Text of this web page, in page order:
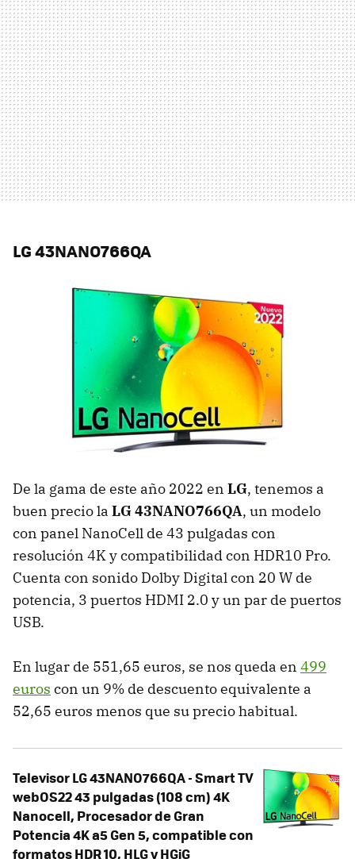
LG 43NANO766QA
De la gama de este año 2022 en LG, tenemos a
buen precio la LG 43NANO766QA, un modelo
con panel NanoCell de 43 pulgadas con
resolución 4K y compatibilidad con HDR10 Pro.
Cuenta con sonido Dolby Digital con 20 W de
potencia, 3 puertos HDMI 2.0 y un par de puertos
USB.
En lugar de 551,65 euros, se nos queda en 499
euros con un 9% de descuento equivalente a
52,65 euros menos que su precio habitual.
Televisor LG 43NANO766QA - Smart TV
webOS22 43 pulgadas (108 cm) 4K
Nanocell, Procesador de Gran
Potencia 4K a5 Gen 5, compatible con
formatos HDR 10, HLG y HGiG